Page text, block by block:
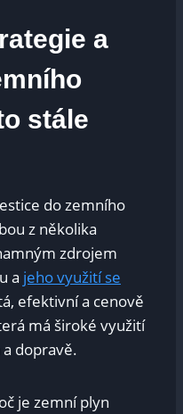
a
stále
do zemního
z ⁢několika⁣
zdrojem
a‍ jeho ⁢využití se
efektivní a⁣ cenově
má široké využití
dopravě.
je zemní plyn